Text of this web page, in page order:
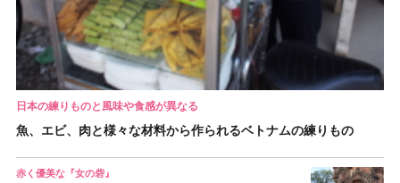
日本の練りものと風味や食感が異なる
魚、エビ、肉と様々な材料から作られるベトナムの練りもの
赤く優美な『女の砦』